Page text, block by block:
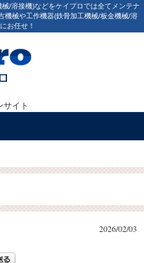
/溶接機)などをケイプロでは全てメンテナ
機械や工作機器(鉄骨加工機械/板金機械/溶
お任せ！
サイト
2026/02/03